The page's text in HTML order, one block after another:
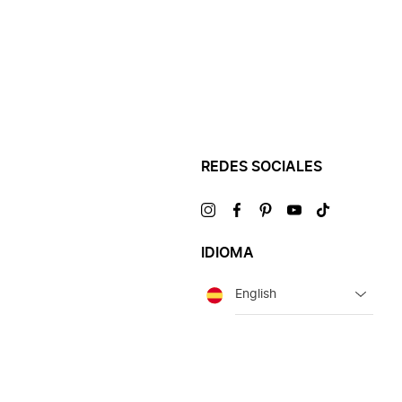
REDES SOCIALES
VisítanosVisítanosVisítanosVisítanosVisítanos
IDIOMA
Idioma